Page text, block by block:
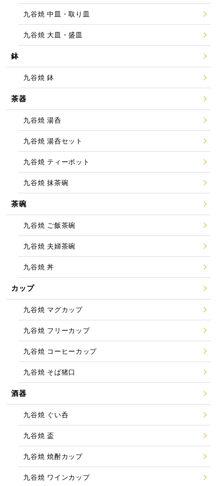
九谷焼 中皿・取り皿
九谷焼 大皿・盛皿
鉢
九谷焼 鉢
茶器
九谷焼 湯呑
九谷焼 湯呑セット
九谷焼 ティーポット
九谷焼 抹茶碗
茶碗
九谷焼 ご飯茶碗
九谷焼 夫婦茶碗
九谷焼 丼
カップ
九谷焼 マグカップ
九谷焼 フリーカップ
九谷焼 コーヒーカップ
九谷焼 そば猪口
酒器
九谷焼 ぐい呑
九谷焼 盃
九谷焼 焼酎カップ
九谷焼 ワインカップ